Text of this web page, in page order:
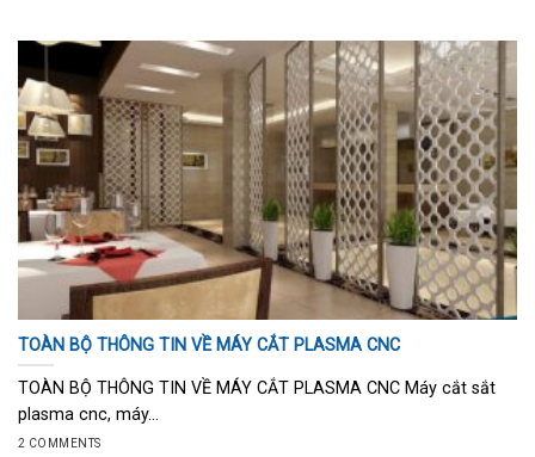
TOÀN BỘ THÔNG TIN VỀ MÁY CẮT PLASMA CNC
TOÀN BỘ THÔNG TIN VỀ MÁY CẮT PLASMA CNC Máy cắt sắt
plasma cnc, máy...
2 COMMENTS